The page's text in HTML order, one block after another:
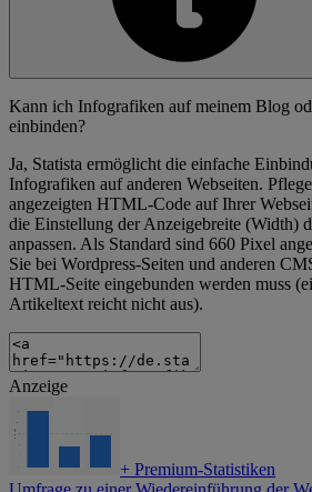
Kann ich Infografiken auf meinem Blog
einbinden?
Ja, Statista ermöglicht die einfache
Infografiken auf anderen Webseiten.
angezeigten HTML-Code auf Ihrer
die Einstellung der Anzeigebreite (Width)
anpassen. Als Standard sind 660 Pixel
Sie bei Wordpress-Seiten und anderen
HTML-Seite eingebunden werden muss
Artikeltext reicht nicht aus).
Anzeige
+ Premium-Statistiken